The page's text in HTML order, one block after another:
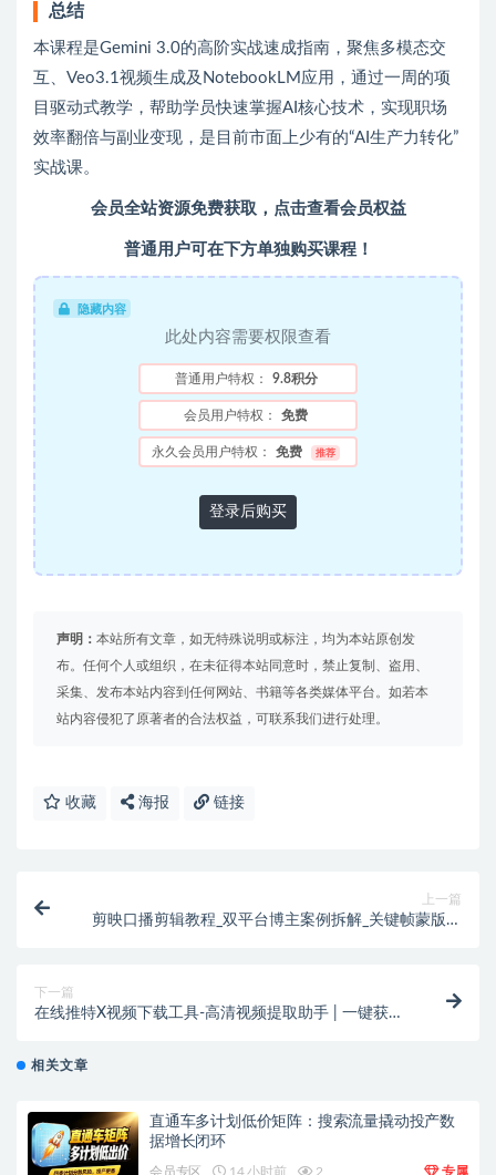
总结
本课程是Gemini 3.0的高阶实战速成指南，聚焦多模态交
互、Veo3.1视频生成及NotebookLM应用，通过一周的项
目驱动式教学，帮助学员快速掌握AI核心技术，实现职场
效率翻倍与副业变现，是目前市面上少有的“AI生产力转化”
实战课。
会员全站资源免费获取， 点击查看会员权益
普通用户可在下方单独购买课程！
隐藏内容
此处内容需要权限查看
普通用户特权： 9.8积分
会员用户特权： 免费
永久会员用户特权： 免费 推荐
登录后购买
声明： 本站所有文章，如无特殊说明或标注，均为本站原创发
布。任何个人或组织，在未征得本站同意时，禁止复制、盗用、
采集、发布本站内容到任何网站、书籍等各类媒体平台。如若本
站内容侵犯了原著者的合法权益，可联系我们进行处理。
收藏 海报 链接
上一篇
剪映口播剪辑教程_双平台博主案例拆解_关键帧蒙版实
下一篇
在线推特X视频下载工具-高清视频提取助手 | 一键获取
相关文章
直通车多计划低价矩阵：搜索流量撬动投产数
据增长闭环
会员专区 14 小时前 2 专属